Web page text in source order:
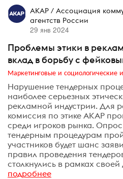
АКАР / Ассоциация
агентств России
29 янв 2024
Проблемы этики в
вклад в борьбу с
Маркетинговые и социологические
Нарушение тендерных
наиболее серьезных
рекламной индустрии. Для
комиссия по этике АКАР
среди игроков рынка.
тендерным процедурам
участников будет шанс
правил проведения
столкнулись в рамках своей
подробнее